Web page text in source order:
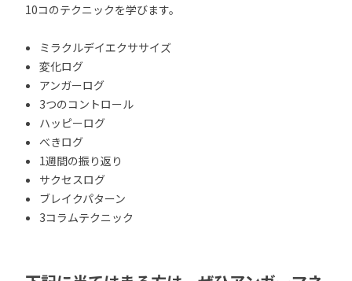
10コのテクニックを学びます。
ミラクルデイエクササイズ
変化ログ
アンガーログ
3つのコントロール
ハッピーログ
べきログ
1週間の振り返り
サクセスログ
ブレイクパターン
3コラムテクニック